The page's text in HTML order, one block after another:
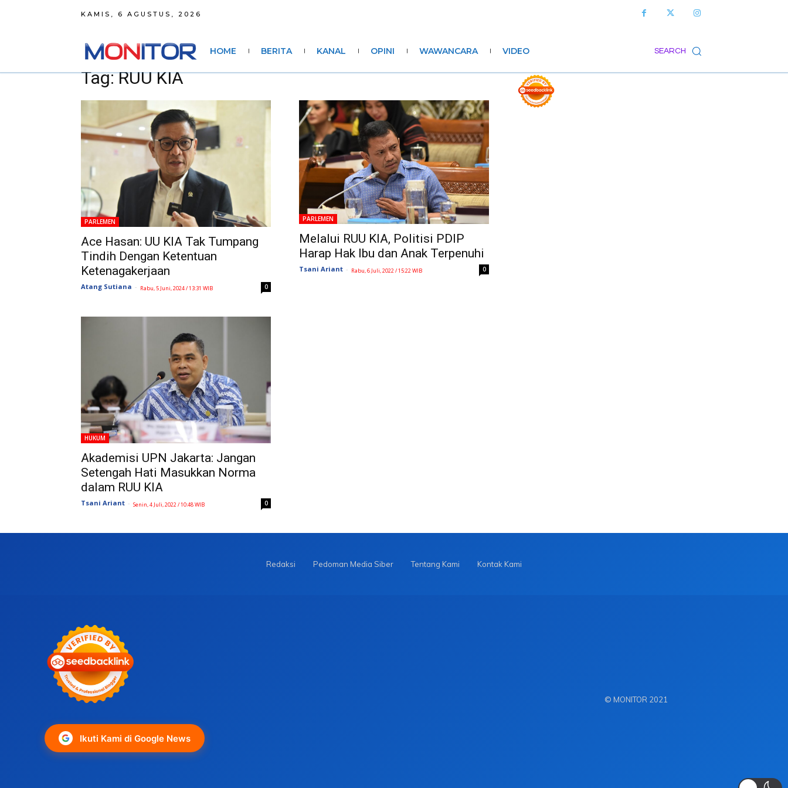
KAMIS, 6 AGUSTUS, 2026
SEARCH
HOME BERITA KANAL OPINI WAWANCARA VIDEO
Tag: RUU KIA
PARLEMEN
Ace Hasan: UU KIA Tak Tumpang
Tindih Dengan Ketentuan
Ketenagakerjaan
Atang Sutiana - Rabu, 5 Juni, 2024 / 13:31 WIB 0
PARLEMEN
Melalui RUU KIA, Politisi PDIP
Harap Hak Ibu dan Anak Terpenuhi
Tsani Ariant - Rabu, 6 Juli, 2022 / 15:22 WIB 0
HUKUM
Akademisi UPN Jakarta: Jangan
Setengah Hati Masukkan Norma
dalam RUU KIA
Tsani Ariant - Senin, 4 Juli, 2022 / 10:48 WIB 0
Redaksi Pedoman Media Siber Tentang Kami Kontak Kami
Ikuti Kami di Google News
© MONITOR 2021